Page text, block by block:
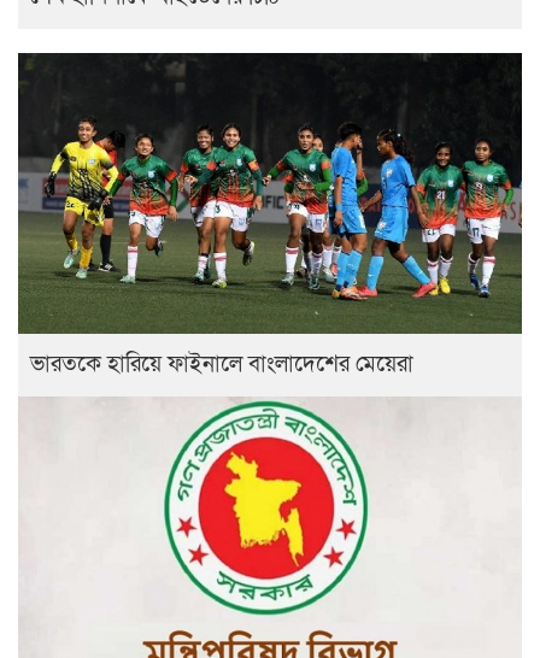
ভারতকে হারিয়ে ফাইনালে বাংলাদেশের মেয়েরা